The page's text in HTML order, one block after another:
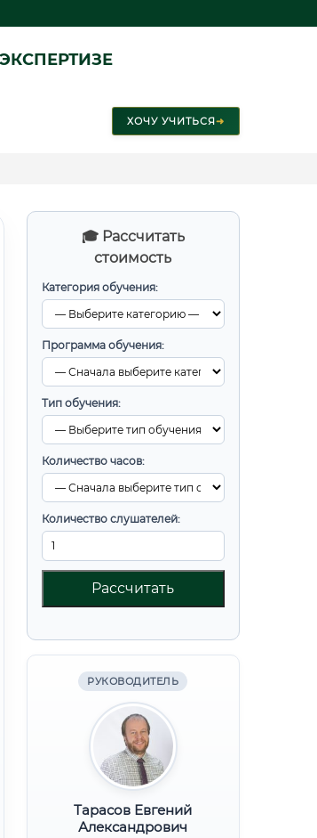
ХОЧУ УЧИТЬСЯ➜
🎓 Рассчитать
стоимость
Категория обучения:
Программа обучения:
Тип обучения:
Количество часов:
Количество слушателей:
Рассчитать
РУКОВОДИТЕЛЬ
Тарасов Евгений
Александрович